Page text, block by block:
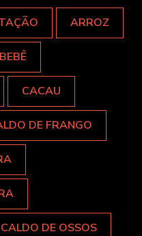
ARROZ
BEBÊ
CACAU
DE FRANGO
CALDO DE OSSOS